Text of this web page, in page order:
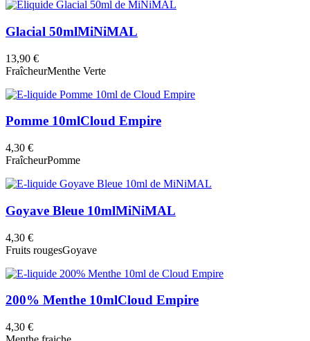
Glacial 50mlMiNiMAL
13,90 €
FraîcheurMenthe Verte
Pomme 10mlCloud Empire
4,30 €
FraîcheurPomme
Goyave Bleue 10mlMiNiMAL
4,30 €
Fruits rougesGoyave
200% Menthe 10mlCloud Empire
4,30 €